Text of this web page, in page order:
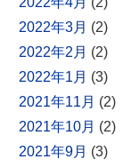
2022年3月 (2)
2022年2月 (2)
2022年1月 (3)
2021年11月 (2)
2021年10月 (2)
2021年9月 (3)